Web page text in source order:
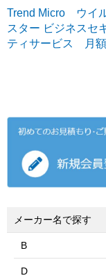
Trend Micro ウイ
スター ビジネスセ
ティサービス 月額
メーカー名で探す
B
D